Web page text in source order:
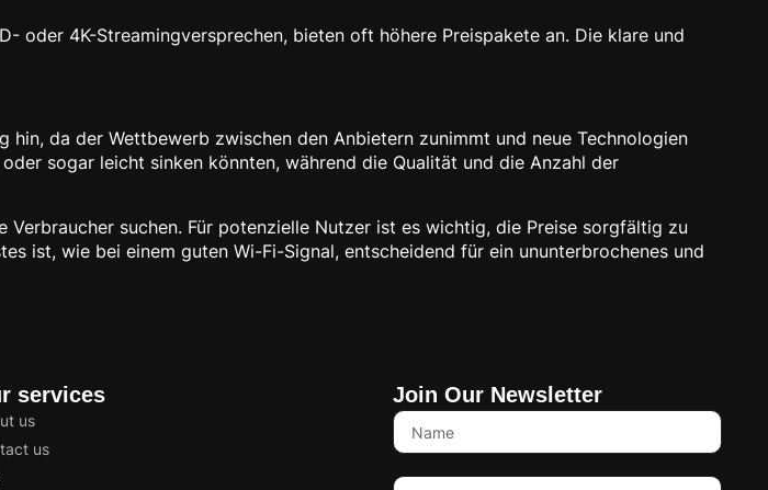
oder 4K-Streamingversprechen, bieten oft höhere Preispakete an. Die klare und
da der Wettbewerb zwischen den Anbietern zunimmt und neue Technologien
sogar leicht sinken könnten, während die Qualität und die Anzahl der
suchen. Für potenzielle Nutzer ist es wichtig, die Preise sorgfältig zu
ist, wie bei einem guten Wi-Fi-Signal, entscheidend für ein ununterbrochenes und
services
us
us
Join Our Newsletter